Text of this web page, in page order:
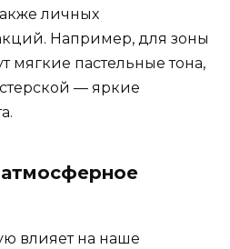
личных
Например, для зоны
мягкие пастельные тона,
— яркие
влияет на наше